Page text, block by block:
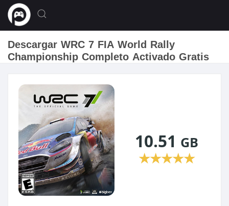
Descargar WRC 7 FIA World Rally
Championship Completo Activado Gratis
10.51 GB
★★★★★